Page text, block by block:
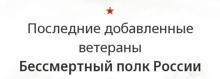
Последние добавленные
ветераны
Бессмертный полк России